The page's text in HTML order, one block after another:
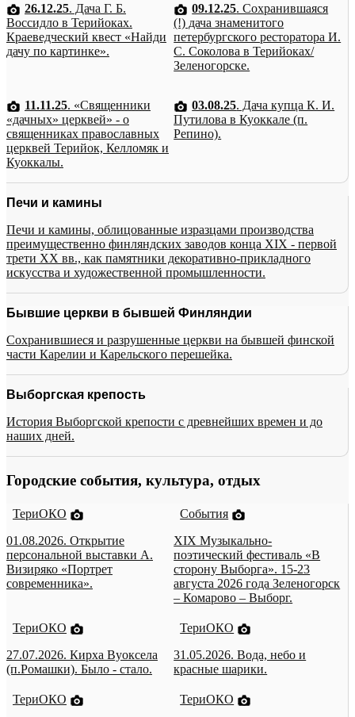
26.12.25. Дача Г. Б.
Воссидло в Терийоках.
Краеведческий квест «Найди
дачу по картинке».
09.12.25. Сохранившаяся
(!) дача знаменитого
петербургского ресторатора И.
С. Соколова в Терийоках/
Зеленогорске.
11.11.25. «Священники
«дачных» церквей» - о
священниках православных
церквей Терийок, Келломяк и
Куоккалы.
03.08.25. Дача купца К. И.
Путилова в Куоккале (п.
Репино).
Печи и камины
Печи и камины, облицованные изразцами производства
преимущественно финляндских заводов конца XIX - первой
трети XX вв., как памятники декоративно-прикладного
искусства и художественной промышленности.
Бывшие церкви в бывшей Финляндии
Сохранившиеся и разрушенные церкви на бывшей финской
части Карелии и Карельского перешейка.
Выборгская крепость
История Выборгской крепости с древнейших времен и до
наших дней.
Городские события, культура, отдых
ТериОКО
01.08.2026. Открытие
персональной выставки А.
Визиряко «Портрет
современника».
События
XIX Музыкально-
поэтический фестиваль «В
сторону Выборга». 15-23
августа 2026 года Зеленогорск
– Комарово – Выборг.
ТериОКО
27.07.2026. Кирха Вуоксела
(п.Ромашки). Было - стало.
ТериОКО
31.05.2026. Вода, небо и
красные шарики.
ТериОКО
ТериОКО